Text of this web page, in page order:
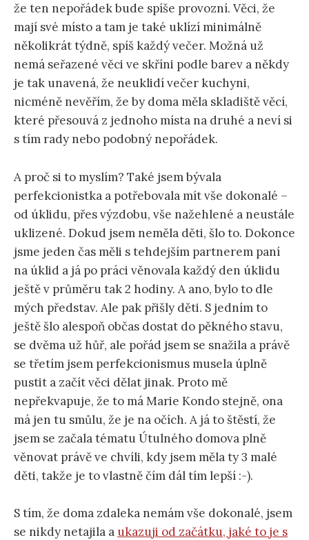
že ten nepořádek bude spíše provozní. Věci, že
mají své místo a tam je také uklízí minimálně
několikrát týdně, spíš každý večer. Možná už
nemá seřazené věci ve skříni podle barev a někdy
je tak unavená, že neuklidí večer kuchyni,
nicméně nevěřím, že by doma měla skladiště věcí,
které přesouvá z jednoho místa na druhé a neví si
s tím rady nebo podobný nepořádek.
A proč si to myslím? Také jsem bývala
perfekcionistka a potřebovala mít vše dokonalé –
od úklidu, přes výzdobu, vše nažehlené a neustále
uklizené. Dokud jsem neměla děti, šlo to. Dokonce
jsme jeden čas měli s tehdejším partnerem paní
na úklid a já po práci věnovala každý den úklidu
ještě v průměru tak 2 hodiny. A ano, bylo to dle
mých představ. Ale pak přišly děti. S jedním to
ještě šlo alespoň občas dostat do pěkného stavu,
se dvěma už hůř, ale pořád jsem se snažila a právě
se třetím jsem perfekcionismus musela úplně
pustit a začít věci dělat jinak. Proto mě
nepřekvapuje, že to má Marie Kondo stejně, ona
má jen tu smůlu, že je na očích. A já to štěstí, že
jsem se začala tématu Útulného domova plně
věnovat právě ve chvíli, kdy jsem měla ty 3 malé
děti, takže je to vlastně čím dál tím lepší :-).
S tím, že doma zdaleka nemám vše dokonalé, jsem
se nikdy netajila a ukazuji od začátku, jaké to je s